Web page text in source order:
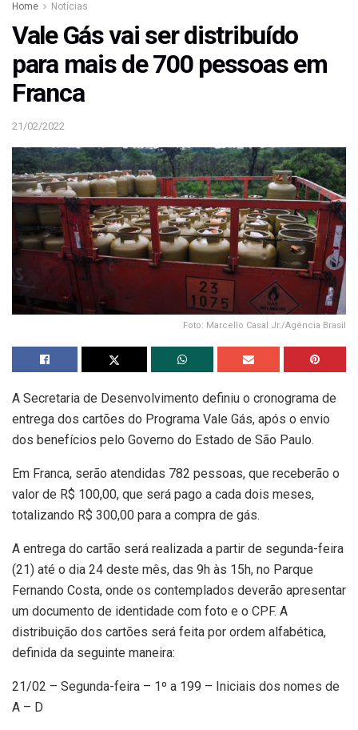
Home Notícias
Vale Gás vai ser distribuído
para mais de 700 pessoas em
Franca
21/02/2022
Foto: Marcello Casal Jr./Agência Brasil
A Secretaria de Desenvolvimento definiu o cronograma de
entrega dos cartões do Programa Vale Gás, após o envio
dos benefícios pelo Governo do Estado de São Paulo.
Em Franca, serão atendidas 782 pessoas, que receberão o
valor de R$ 100,00, que será pago a cada dois meses,
totalizando R$ 300,00 para a compra de gás.
A entrega do cartão será realizada a partir de segunda-feira
(21) até o dia 24 deste mês, das 9h às 15h, no Parque
Fernando Costa, onde os contemplados deverão apresentar
um documento de identidade com foto e o CPF. A
distribuição dos cartões será feita por ordem alfabética,
definida da seguinte maneira:
21/02 – Segunda-feira – 1º a 199 – Iniciais dos nomes de
A – D